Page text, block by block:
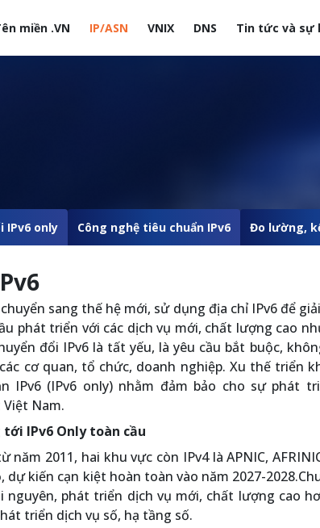
miền .VN IP/ASN VNIX DNS Tin tức và sự
IPv6 only Công nghệ tiêu chuẩn IPv6 Đo lường,
sang thế hệ mới, sử dụng địa chỉ IPv6 để
phát triển với các dịch vụ mới, chất lượng cao
đổi IPv6 là tất yếu, là yêu cầu bắt buộc,
cơ quan, tổ chức, doanh nghiệp. Xu thế triển
IPv6 (IPv6 only) nhằm đảm bảo cho sự phát
Nam.
tới IPv6 Only toàn cầu
năm 2011, hai khu vực còn IPv4 là APNIC,
kiến cạn kiệt hoàn toàn vào năm 2027-
phát triển dịch vụ mới, chất lượng cao
triển dịch vụ số, hạ tầng số.